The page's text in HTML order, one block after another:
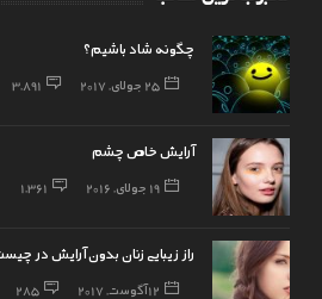
چگونه شاد باشیم؟
25 جولای, 2017 3,891
آرایش خاص چشم
19 جولای, 2016 1,361
راز زیبایی زنان بدون آرایش در
12 آگوست, 2017 285